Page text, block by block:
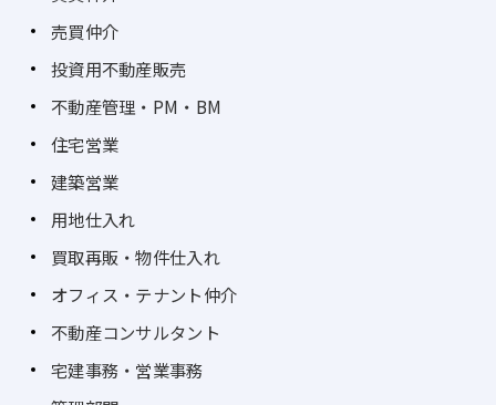
売買仲介
投資用不動産販売
不動産管理・PM・BM
住宅営業
建築営業
用地仕入れ
買取再販・物件仕入れ
オフィス・テナント仲介
不動産コンサルタント
宅建事務・営業事務